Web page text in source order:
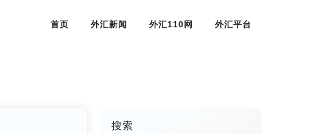
首页 外汇新闻 外汇110网 外汇平台
搜索